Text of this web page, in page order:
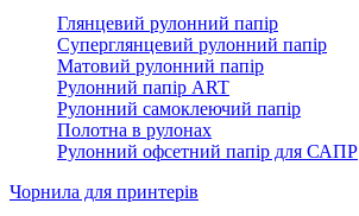
Глянцевий рулонний папір
Суперглянцевий рулонний папір
Матовий рулонний папір
Рулонний папір ART
Рулонний самоклеючий папір
Полотна в рулонах
Рулонний офсетний папір для САПР
Чорнила для принтерів